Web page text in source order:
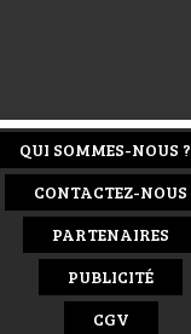
QUI SOMMES-NOUS ?
CONTACTEZ-NOUS
PARTENAIRES
PUBLICITÉ
CGV